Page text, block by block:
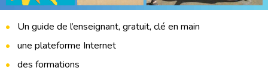
Un guide de l’enseignant, gratuit, clé en main
une plateforme Internet
des formations